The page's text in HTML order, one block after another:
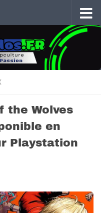
the Wolves
en
Playstation